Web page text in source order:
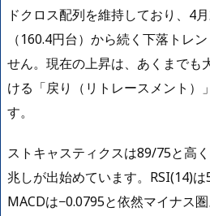
ドクロス配列を維持しており、4
（160.4円台）から続く下落トレ
せん。現在の上昇は、あくまでも
ける「戻り（リトレースメント）
す。
ストキャスティクスは89/75と高
兆しが出始めています。RSI(14)は
MACDは−0.0795と依然マイナス